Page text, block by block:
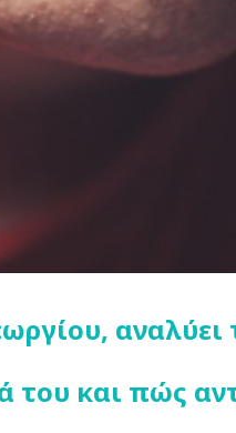
αναλύει
του και πώς